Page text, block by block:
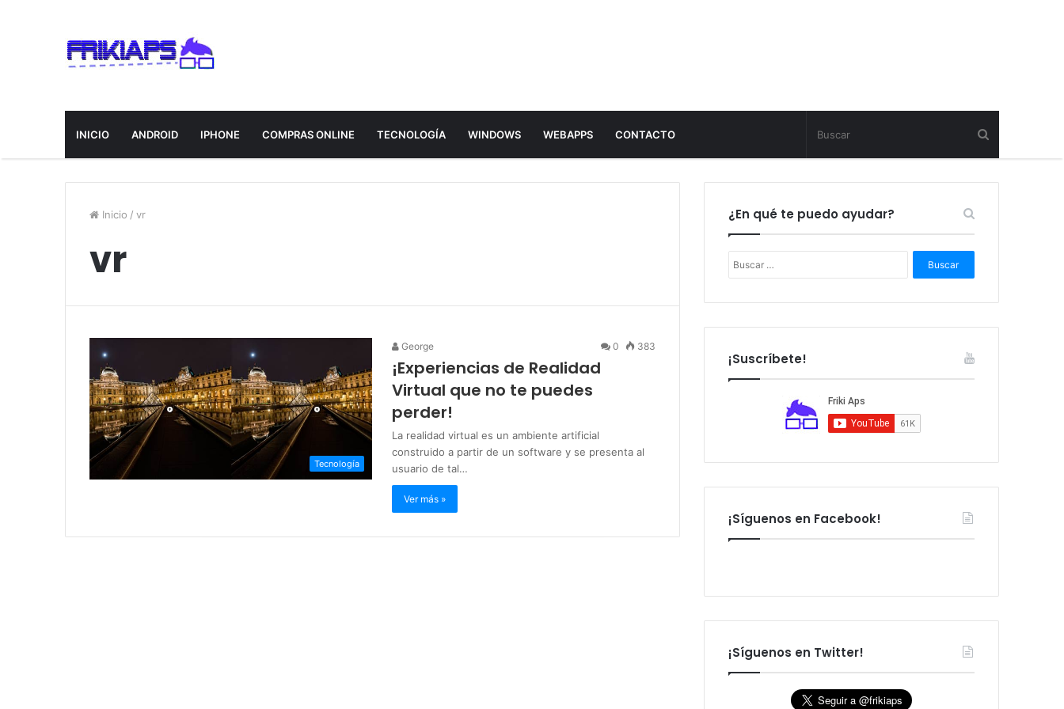
INICIO ANDROID IPHONE COMPRAS ONLINE TECNOLOGÍA WINDOWS WEBAPPS CONTACTO
Inicio / vr
vr
Tecnología
George 0 383
¡Experiencias de Realidad
Virtual que no te puedes
perder!
La realidad virtual es un ambiente artificial
construido a partir de un software y se presenta al
usuario de tal…
Ver más »
¿En qué te puedo ayudar?
u
a
¡Suscríbete!
¡Síguenos en Facebook!
¡Síguenos en Twitter!